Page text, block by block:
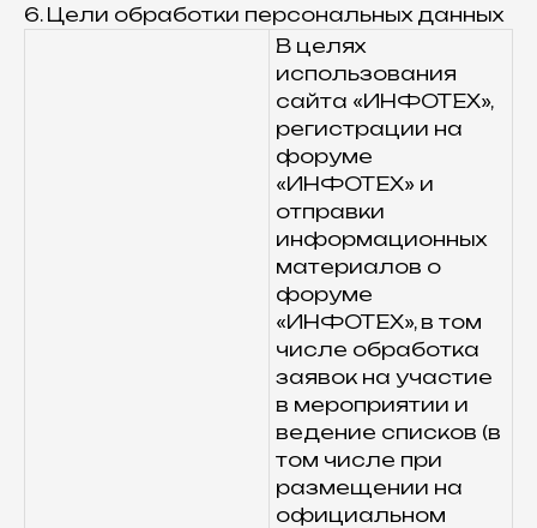
6. Цели обработки персональных данных
В целях
использования
сайта «ИНФОТЕХ»,
регистрации на
форуме
«ИНФОТЕХ» и
отправки
информационных
материалов о
форуме
«ИНФОТЕХ», в том
числе обработка
заявок на участие
в мероприятии и
ведение списков (в
том числе при
размещении на
официальном